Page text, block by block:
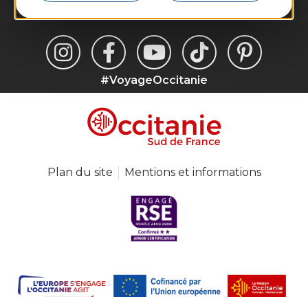
#VoyageOccitanie
Plan du site Mentions et informations